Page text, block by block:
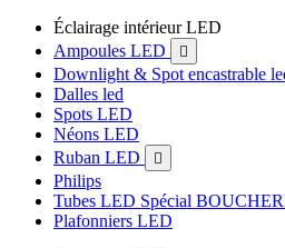
Éclairage intérieur LED
Ampoules LED

Downlight & Spot encastrable
Dalles led
Spots LED
Néons LED
Ruban LED

Philips
Tubes LED Spécial
Plafonniers LED